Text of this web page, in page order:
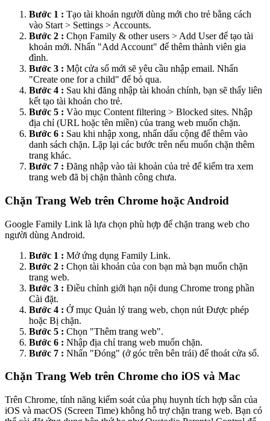
Bước 1 : Tạo tài khoản người dùng mới cho trẻ bằng cách
vào Start > Settings > Accounts.
Bước 2 : Chọn Family & other users > Add User để tạo tài
khoản mới. Nhấn "Add Account" để thêm thành viên gia
đình.
Bước 3 : Một cửa sổ mới sẽ yêu cầu nhập email. Nhấn
"Create one for a child" để bỏ qua.
Bước 4 : Sau khi đăng nhập tài khoản chính, bạn sẽ thấy liên
kết tạo tài khoản cho trẻ.
Bước 5 : Vào mục Content filtering > Blocked sites. Nhập
địa chỉ (URL hoặc tên miền) của trang web muốn chặn.
Bước 6 : Sau khi nhập xong, nhấn dấu cộng để thêm vào
danh sách chặn. Lặp lại các bước trên nếu muốn chặn thêm
trang khác.
Bước 7 : Đăng nhập vào tài khoản của trẻ để kiểm tra xem
trang web đã bị chặn thành công chưa.
Chặn Trang Web trên Chrome hoặc Android
Google Family Link là lựa chọn phù hợp để chặn trang web cho
người dùng Android.
Bước 1 : Mở ứng dụng Family Link.
Bước 2 : Chọn tài khoản của con bạn mà bạn muốn chặn
trang web.
Bước 3 : Điều chỉnh giới hạn nội dung Chrome trong phần
Cài đặt.
Bước 4 : Ở mục Quản lý trang web, chọn nút Được phép
hoặc Bị chặn.
Bước 5 : Chọn "Thêm trang web".
Bước 6 : Nhập địa chỉ trang web muốn chặn.
Bước 7 : Nhấn "Đóng" (ở góc trên bên trái) để thoát cửa sổ.
Chặn Trang Web trên Chrome cho iOS và Mac
Trên Chrome, tính năng kiểm soát của phụ huynh tích hợp sẵn của
iOS và macOS (Screen Time) không hỗ trợ chặn trang web. Bạn có